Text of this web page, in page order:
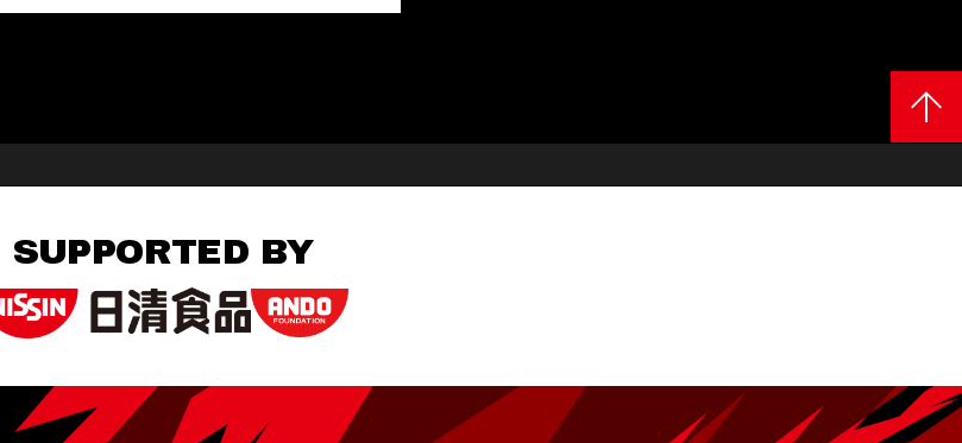
SUPPORTED BY